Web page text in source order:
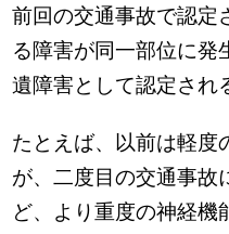
前回の交通事故で認定
る障害が同一部位に発
遺障害として認定され
たとえば、以前は軽度
が、二度目の交通事故
ど、より重度の神経機